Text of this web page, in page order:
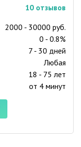
10 отзывов
2000 - 30000 руб.
0 - 0.8%
7 - 30 дней
Любая
18 - 75 лет
от 4 минут